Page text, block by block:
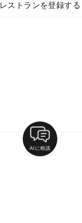
レストランを登録する
AIに相談